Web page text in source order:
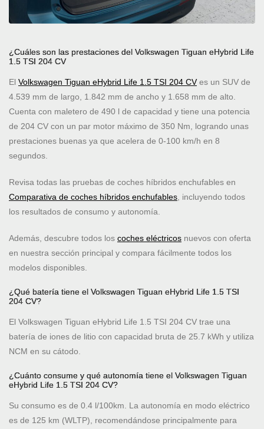
¿Cuáles son las prestaciones del Volkswagen Tiguan eHybrid Life
1.5 TSI 204 CV
El Volkswagen Tiguan eHybrid Life 1.5 TSI 204 CVes un SUV de
4.539 mm de largo, 1.842 mm de ancho y 1.658 mm de alto.
Cuenta con maletero de 490 l de capacidad y tiene una potencia
de 204 CV con un par motor máximo de 350 Nm, logrando unas
prestaciones buenas ya que acelera de 0-100 km/h en 8
segundos.
Revisa todas las pruebas de coches híbridos enchufables en
Comparativa de coches híbridos enchufables, incluyendo todos
los resultados de consumo y autonomía.
Además, descubre todos los coches eléctricos nuevos con oferta
en nuestra sección principal y compara fácilmente todos los
modelos disponibles.
¿Qué batería tiene el Volkswagen Tiguan eHybrid Life 1.5 TSI
204 CV?
El Volkswagen Tiguan eHybrid Life 1.5 TSI 204 CV trae una
batería de iones de litio con capacidad bruta de 25.7 kWh y utiliza
NCM en su cátodo.
¿Cuánto consume y qué autonomía tiene el Volkswagen Tiguan
eHybrid Life 1.5 TSI 204 CV?
Su consumo es de 0.4 l/100km. La autonomía en modo eléctrico
es de 125 km (WLTP), recomendándose principalmente para